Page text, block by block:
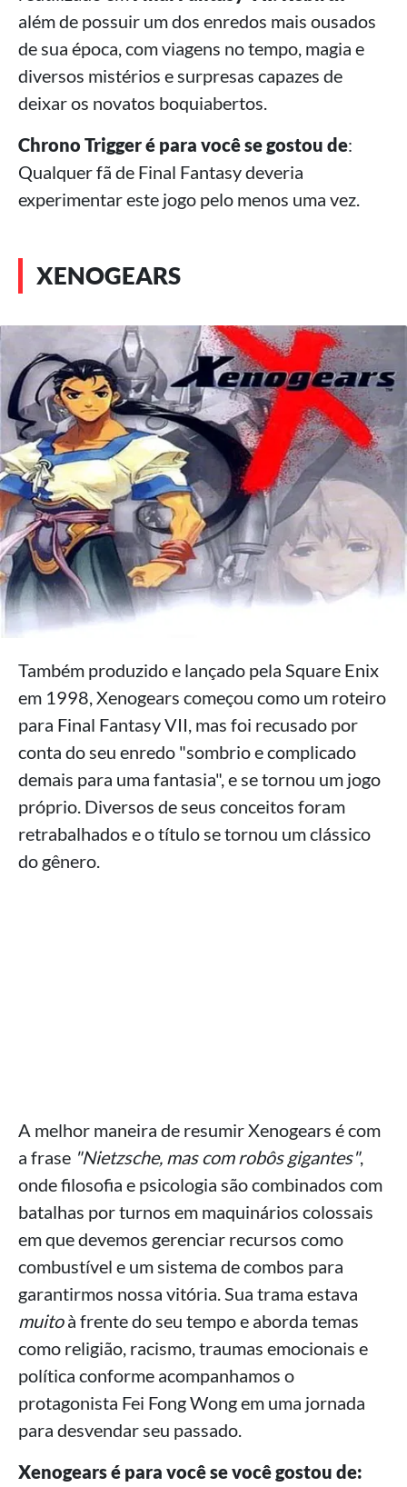
além de possuir um dos enredos mais ousados
de sua época, com viagens no tempo, magia e
diversos mistérios e surpresas capazes de
deixar os novatos boquiabertos.
Chrono Trigger é para você se gostou de:
Qualquer fã de Final Fantasy deveria
experimentar este jogo pelo menos uma vez.
XENOGEARS
Também produzido e lançado pela Square Enix
em 1998, Xenogears começou como um roteiro
para Final Fantasy VII, mas foi recusado por
conta do seu enredo "sombrio e complicado
demais para uma fantasia", e se tornou um jogo
próprio. Diversos de seus conceitos foram
retrabalhados e o título se tornou um clássico
do gênero.
A melhor maneira de resumir Xenogears é com
a frase "Nietzsche, mas com robôs gigantes",
onde filosofia e psicologia são combinados com
batalhas por turnos em maquinários colossais
em que devemos gerenciar recursos como
combustível e um sistema de combos para
garantirmos nossa vitória. Sua trama estava
muitoà frente do seu tempo e aborda temas
como religião, racismo, traumas emocionais e
política conforme acompanhamos o
protagonista Fei Fong Wong em uma jornada
para desvendar seu passado.
Xenogears é para você se você gostou de: